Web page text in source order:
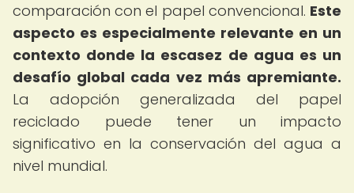
comparación con el papel convencional. Este
aspecto es especialmente relevante en un
contexto donde la escasez de agua es un
desafío global cada vez más apremiante.
La adopción generalizada del papel
reciclado puede tener un impacto
significativo en la conservación del agua a
nivel mundial.